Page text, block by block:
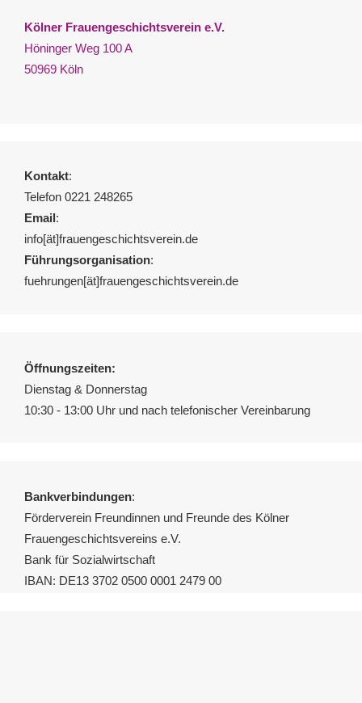
Kölner Frauengeschichtsverein e.V.
Höninger Weg 100 A
50969 Köln
Kontakt:
Telefon 0221 248265
Email:
info[ät]frauengeschichtsverein.de
Führungsorganisation:
fuehrungen[ät]frauengeschichtsverein.de
Öffnungszeiten:
Dienstag & Donnerstag
10:30 - 13:00 Uhr und nach telefonischer Vereinbarung
Bankverbindungen:
Förderverein Freundinnen und Freunde des Kölner
Frauengeschichtsvereins e.V.
Bank für Sozialwirtschaft
IBAN: DE13 3702 0500 0001 2479 00